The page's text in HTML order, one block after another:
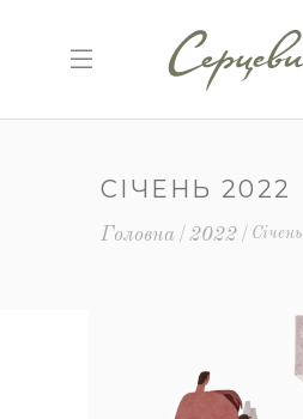
СІЧЕНЬ 2022
Головна 2022 Січень